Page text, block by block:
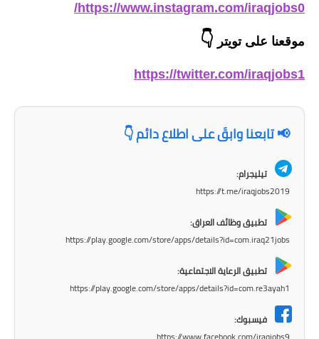
المرحلة المتوسطة
المرحلة الاعدادية
https://www.instagram.com/iraqjobs0/
موقعنا على تويتر 👇
https://twitter.com/iraqjobs1
📢 تابعنا وابقَ على اطلاع دائم 👇
تيليجرام:
https://t.me/iraqjobs2019
تطبيق وظائف العراق:
https://play.google.com/store/apps/details?id=com.iraq21jobs
تطبيق الرعاية الاجتماعية:
https://play.google.com/store/apps/details?id=com.re3ayah1
فيسبوك: